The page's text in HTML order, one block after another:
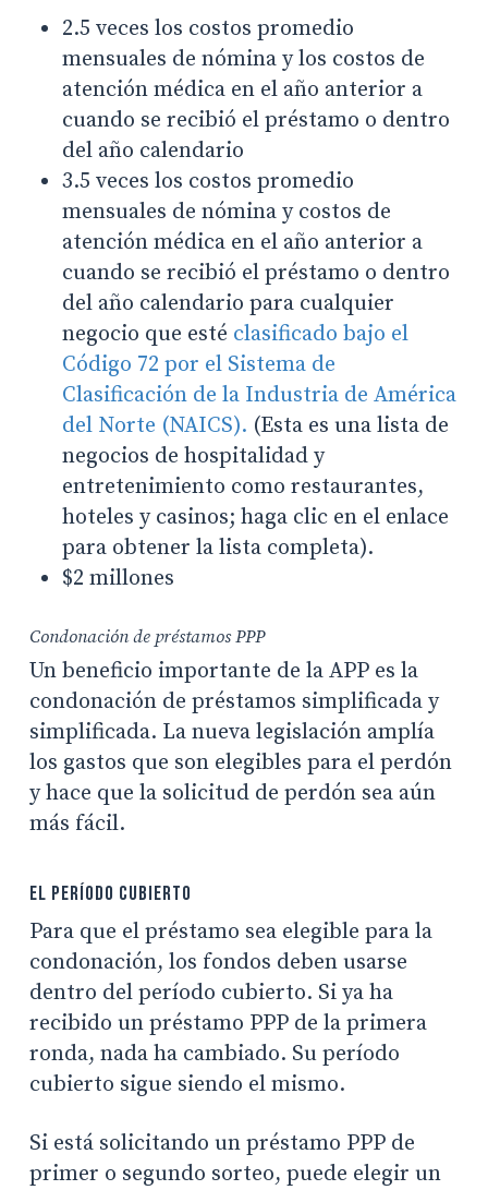
2.5 veces los costos promedio
mensuales de nómina y los costos de
atención médica en el año anterior a
cuando se recibió el préstamo o dentro
del año calendario
3.5 veces los costos promedio
mensuales de nómina y costos de
atención médica en el año anterior a
cuando se recibió el préstamo o dentro
del año calendario para cualquier
negocio que esté clasificado bajo el
Código 72 por el Sistema de
Clasificación de la Industria de América
del Norte (NAICS). (Esta es una lista de
negocios de hospitalidad y
entretenimiento como restaurantes,
hoteles y casinos; haga clic en el enlace
para obtener la lista completa).
$2 millones
Condonación de préstamos PPP
Un beneficio importante de la APP es la
condonación de préstamos simplificada y
simplificada. La nueva legislación amplía
los gastos que son elegibles para el perdón
y hace que la solicitud de perdón sea aún
más fácil.
El período cubierto
Para que el préstamo sea elegible para la
condonación, los fondos deben usarse
dentro del período cubierto. Si ya ha
recibido un préstamo PPP de la primera
ronda, nada ha cambiado. Su período
cubierto sigue siendo el mismo.
Si está solicitando un préstamo PPP de
primer o segundo sorteo, puede elegir un